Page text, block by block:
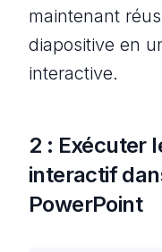
maintenant
diapositive en
interactive.
2 : Exécuter
interactif
PowerPoint